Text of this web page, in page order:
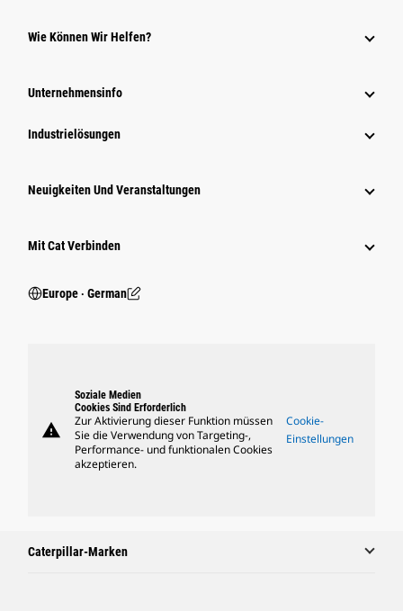
Wie Können Wir Helfen?
Unternehmensinfo
Industrielösungen
Neuigkeiten Und Veranstaltungen
Mit Cat Verbinden
Europe ‧ German
warning
Soziale Medien
Cookies Sind Erforderlich
Zur Aktivierung dieser Funktion müssen
Sie die Verwendung von Targeting-,
Performance- und funktionalen Cookies
akzeptieren.
Cookie-
Einstellungen
Caterpillar-Marken